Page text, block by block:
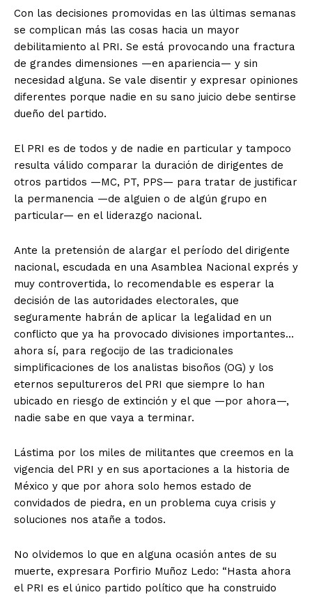
Con las decisiones promovidas en las últimas semanas
se complican más las cosas hacia un mayor
debilitamiento al PRI. Se está provocando una fractura
de grandes dimensiones —en apariencia— y sin
necesidad alguna. Se vale disentir y expresar opiniones
diferentes porque nadie en su sano juicio debe sentirse
dueño del partido.
El PRI es de todos y de nadie en particular y tampoco
resulta válido comparar la duración de dirigentes de
otros partidos —MC, PT, PPS— para tratar de justificar
la permanencia —de alguien o de algún grupo en
particular— en el liderazgo nacional.
Ante la pretensión de alargar el período del dirigente
nacional, escudada en una Asamblea Nacional exprés y
muy controvertida, lo recomendable es esperar la
decisión de las autoridades electorales, que
seguramente habrán de aplicar la legalidad en un
conflicto que ya ha provocado divisiones importantes…
ahora sí, para regocijo de las tradicionales
simplificaciones de los analistas bisoños (OG) y los
eternos sepultureros del PRI que siempre lo han
ubicado en riesgo de extinción y el que —por ahora—,
nadie sabe en que vaya a terminar.
Lástima por los miles de militantes que creemos en la
vigencia del PRI y en sus aportaciones a la historia de
México y que por ahora solo hemos estado de
convidados de piedra, en un problema cuya crisis y
soluciones nos atañe a todos.
No olvidemos lo que en alguna ocasión antes de su
muerte, expresara Porfirio Muñoz Ledo: “Hasta ahora
el PRI es el único partido político que ha construido